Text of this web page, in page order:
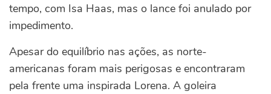
tempo, com Isa Haas, mas o lance foi anulado por
impedimento.
Apesar do equilíbrio nas ações, as norte-
americanas foram mais perigosas e encontraram
pela frente uma inspirada Lorena. A goleira